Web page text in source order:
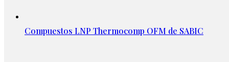
Compuestos LNP Thermocomp OFM de SABIC